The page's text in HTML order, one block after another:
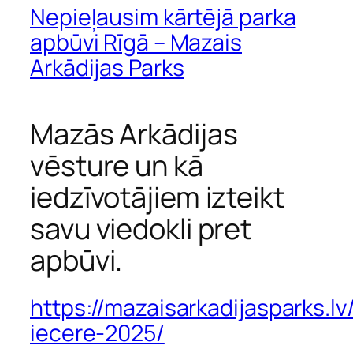
Nepieļausim kārtējā parka
apbūvi Rīgā – Mazais
Arkādijas Parks
Mazās Arkādijas
vēsture un kā
iedzīvotājiem izteikt
savu viedokli pret
apbūvi.
https://
iecere-2025/